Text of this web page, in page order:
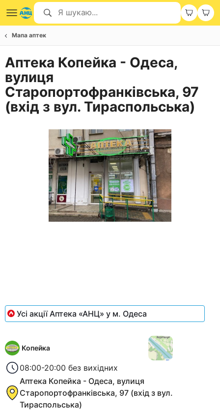
Мапа аптек
Аптека Копейка - Одеса,
вулиця
Старопортофранківська, 97
(вхід з вул. Тираспольська)
Усі акції Аптека «АНЦ» у м. Одеса
Копейка
08:00-20:00 без вихідних
Аптека Копейка - Одеса, вулиця
Старопортофранківська, 97 (вхід з вул.
Тираспольська)